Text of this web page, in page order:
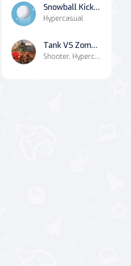
Snowball Kickup
Hypercasual
Tank VS Zombies 2
Shooter, Hypercasual, Casual